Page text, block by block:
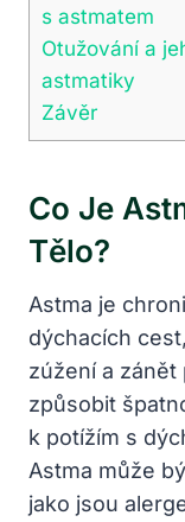
s astmatem
Otužování a
astmatiky
Závěr
Co Je
Tělo?
Astma je
dýchacích
zúžení a
způsobit
k potížím s
Astma může
jako jsou